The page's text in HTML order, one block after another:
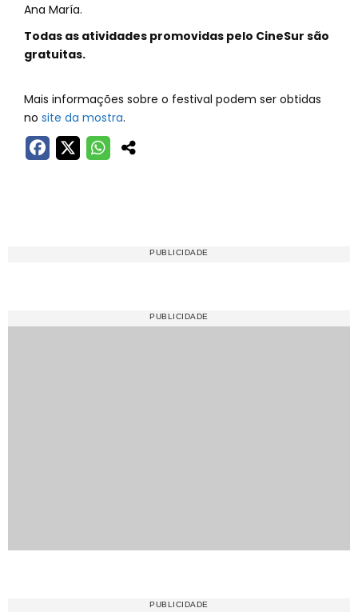
Ana María.
Todas as atividades promovidas pelo CineSur são
gratuitas.
Mais informações sobre o festival podem ser obtidas
no site da mostra.